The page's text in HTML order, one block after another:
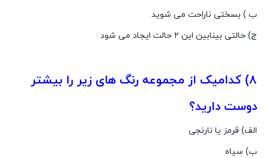
ب ) بسختى ناراحت مى شوید
ج) حالتى بینابین این ۲ حالت ایجاد مى شود
۸) کدامیک از مجموعه رنگ هاى زیر را بیشتر
دوست دارید؟
الف) قرمز یا نارنجى
ب) سیاه